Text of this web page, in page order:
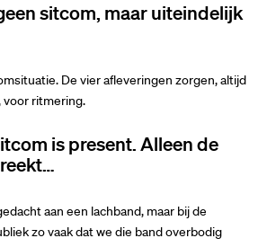
sitcom, maar uiteindelijk
De vier afleveringen zorgen, altijd
voor ritmering.
is present. Alleen de
aan een lachband, maar bij de
zo vaak dat we die band overbodig